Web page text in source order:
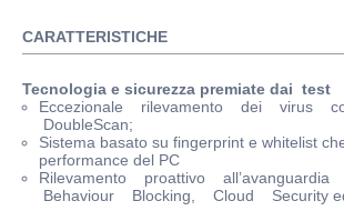
CARATTERISTICHE
Tecnologia e sicurezza premiate dai test
Eccezionale rilevamento dei virus
DoubleScan;
Sistema basato su fingerprint e whitelist
performance del PC
Rilevamento proattivo
Behaviour Blocking, Cloud Security